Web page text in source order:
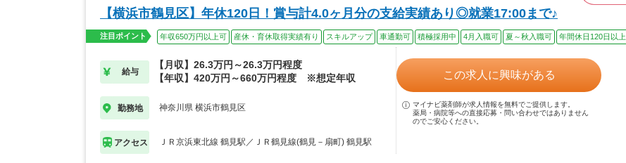
【横浜市鶴見区】年休120日！賞与計4.0ヶ月分の支給実績あり◎就業17:00まで♪
注目ポイント 年収650万円以上可 産休・育休取得実績有り スキルアップ 車通勤可 積極採用中 4月入職可 夏～秋入職可 年間休日120日以上
給与
【月収】26.3万円～26.3万円程度
【年収】420万円～660万円程度 ※想定年収
勤務地 神奈川県 横浜市鶴見区
アクセス ＪＲ京浜東北線 鶴見駅／ＪＲ鶴見線(鶴見－扇町) 鶴見駅
この求人に興味がある
マイナビ薬剤師が求人情報を無料でご提供します。
薬局・病院等への直接応募・問い合わせではありません
のでご安心ください。